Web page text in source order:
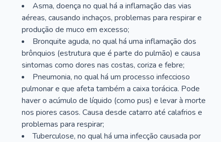
Asma, doença no qual há a inflamação das vias
aéreas, causando inchaços, problemas para respirar e
produção de muco em excesso;
Bronquite aguda, no qual há uma inflamação dos
brônquios (estrutura que é parte do pulmão) e causa
sintomas como dores nas costas, coriza e febre;
Pneumonia, no qual há um processo infeccioso
pulmonar e que afeta também a caixa torácica. Pode
haver o acúmulo de líquido (como pus) e levar à morte
nos piores casos. Causa desde catarro até calafrios e
problemas para respirar;
Tuberculose, no qual há uma infecção causada por